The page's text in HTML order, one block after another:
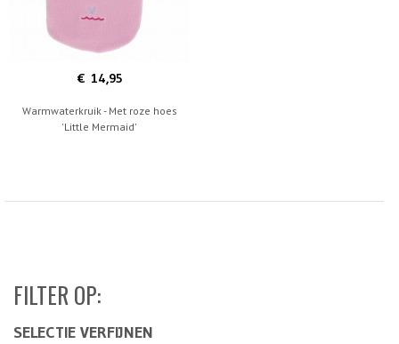
€ 14,95
Warmwaterkruik - Met roze hoes
'Little Mermaid'
FILTER OP:
SELECTIE VERFIJNEN